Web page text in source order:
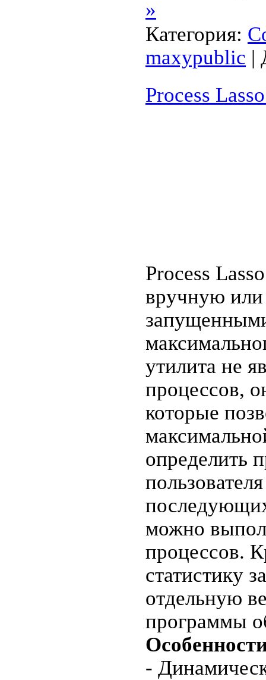
»
Категория:
maxypublic |
Process
Process
вручную или
утилита не
процессов,
которые
определить
можно
процессов.
статистику
отдельную
программы
-